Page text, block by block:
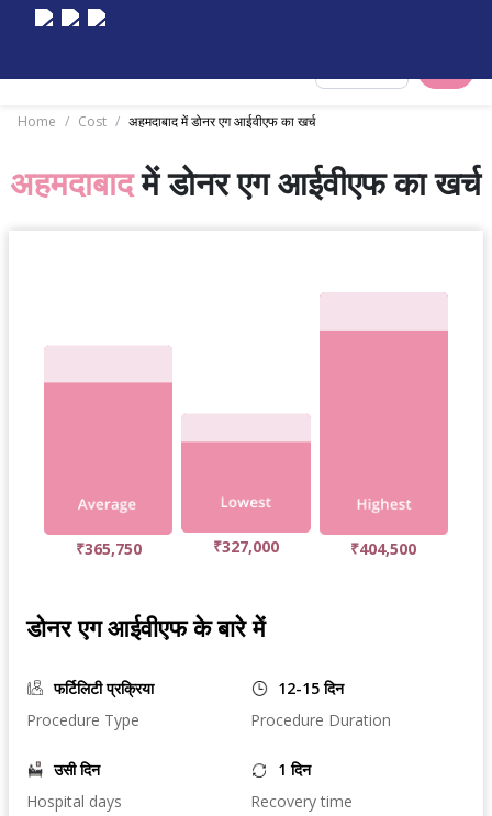
Home / Cost / अहमदाबाद में डोनर एग आईवीएफ का खर्च
अहमदाबादमें डोनर एग आईवीएफ का खर्च
₹365,750 ₹327,000 ₹404,500
डोनर एग आईवीएफ के बारे में
फर्टिलिटी प्रक्रिया
Procedure Type
12-15 दिन
Procedure Duration
उसी दिन
Hospital days
1 दिन
Recovery time